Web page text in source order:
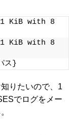
KiB with 8
KiB with 8
ス}
りたいので、1
でログをメー